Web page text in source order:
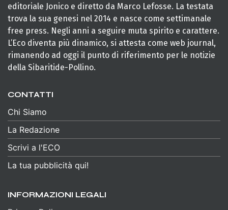
editoriale Jonico e diretto da Marco Lefosse. La testata
trova la sua genesi nel 2014 e nasce come settimanale
free press. Negli anni a seguire muta spirito e carattere.
L’Eco diventa più dinamico, si attesta come web journal,
rimanendo ad oggi il punto di riferimento per le notizie
della Sibaritide-Pollino.
CONTATTI
Chi Siamo
La Redazione
Scrivi a l'ECO
La tua pubblicità qui!
INFORMAZIONI LEGALI